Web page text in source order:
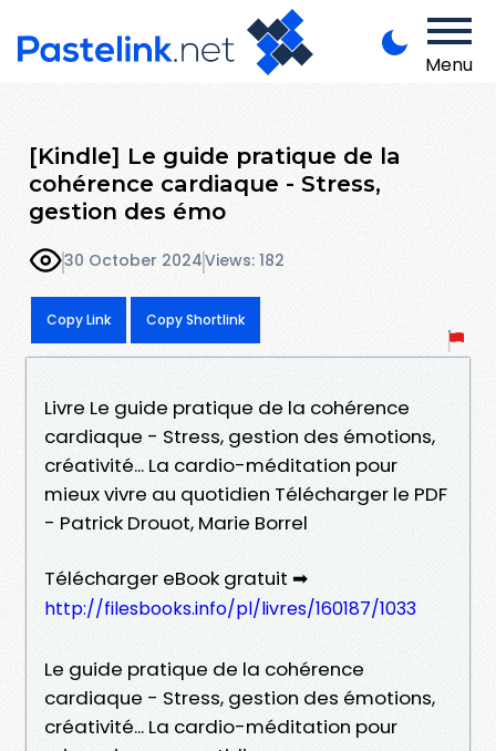
Menu
[Kindle] Le guide pratique de la
cohérence cardiaque - Stress,
gestion des émo
30 October 2024Views: 182
Copy Link Copy Shortlink
Livre Le guide pratique de la cohérence
cardiaque - Stress, gestion des émotions,
créativité... La cardio-méditation pour
mieux vivre au quotidien Télécharger le PDF
- Patrick Drouot, Marie Borrel
Télécharger eBook gratuit ➡
http://filesbooks.info/pl/livres/160187/1033
Le guide pratique de la cohérence
cardiaque - Stress, gestion des émotions,
créativité... La cardio-méditation pour